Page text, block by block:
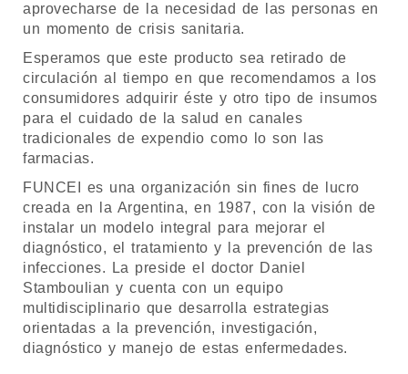
aprovecharse de la necesidad de las personas en
un momento de crisis sanitaria.
Esperamos que este producto sea retirado de
circulación al tiempo en que recomendamos a los
consumidores adquirir éste y otro tipo de insumos
para el cuidado de la salud en canales
tradicionales de expendio como lo son las
farmacias.
FUNCEI es una organización sin fines de lucro
creada en la Argentina, en 1987, con la visión de
instalar un modelo integral para mejorar el
diagnóstico, el tratamiento y la prevención de las
infecciones. La preside el doctor Daniel
Stamboulian y cuenta con un equipo
multidisciplinario que desarrolla estrategias
orientadas a la prevención, investigación,
diagnóstico y manejo de estas enfermedades.